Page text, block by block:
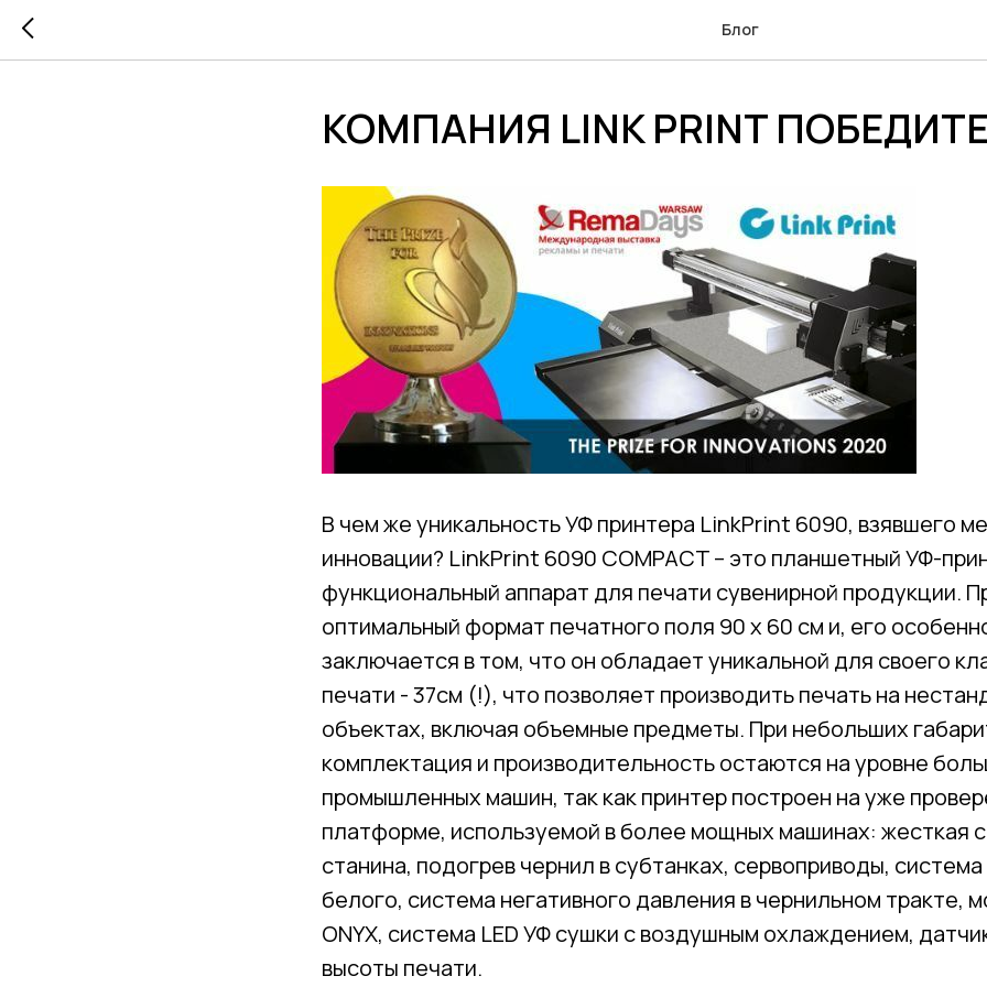
Блог
КОМПАНИЯ LINK PRINT
В чем же уникальность УФ принтера LinkPrint 6090, взявшего
инновации? LinkPrint 6090 COMPACT – это планшетный УФ-
функциональный аппарат для печати сувенирной продукции.
оптимальный формат печатного поля 90 х 60 см и, его
заключается в том, что он обладает уникальной для своего
печати - 37см (!), что позволяет производить печать на
объектах, включая объемные предметы. При небольших
комплектация и производительность остаются на уровне
промышленных машин, так как принтер построен на уже
платформе, используемой в более мощных машинах: жесткая
станина, подогрев чернил в субтанках, сервоприводы,
белого, система негативного давления в чернильном тракте,
ONYX, система LED УФ сушки с воздушным охлаждением,
высоты печати.